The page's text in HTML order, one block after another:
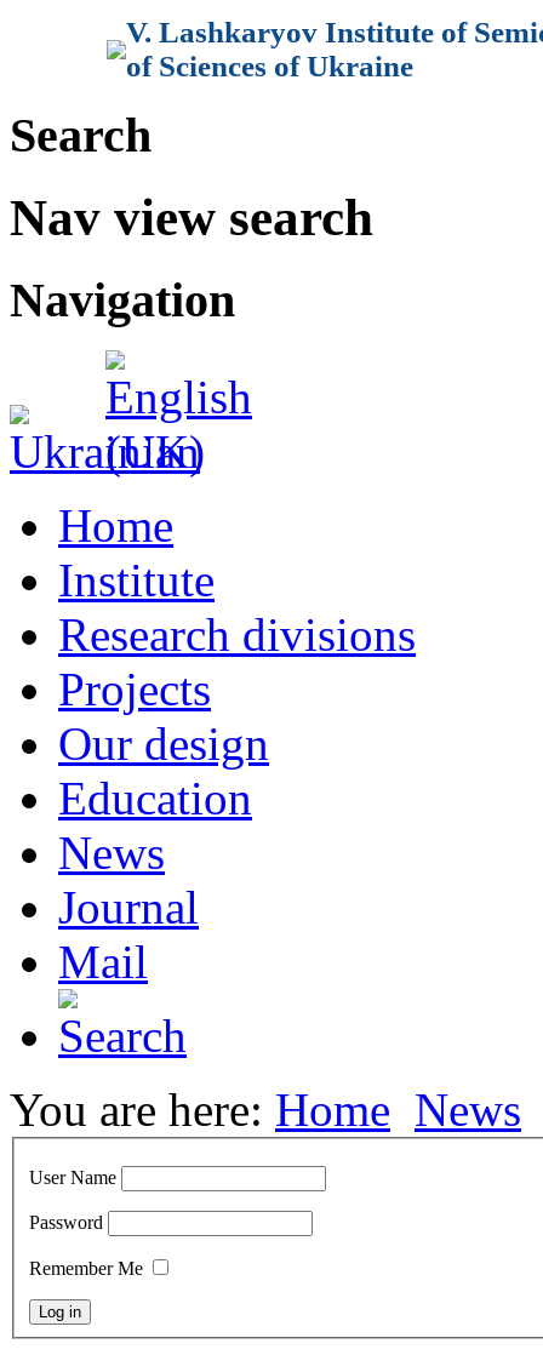
V. Lashkaryov Institute of
of Sciences of Ukraine
Search
Nav view search
Navigation
Home
Institute
Research divisions
Projects
Our design
Education
News
Journal
Mail
You are here: Home News
User Name
Password
Remember Me